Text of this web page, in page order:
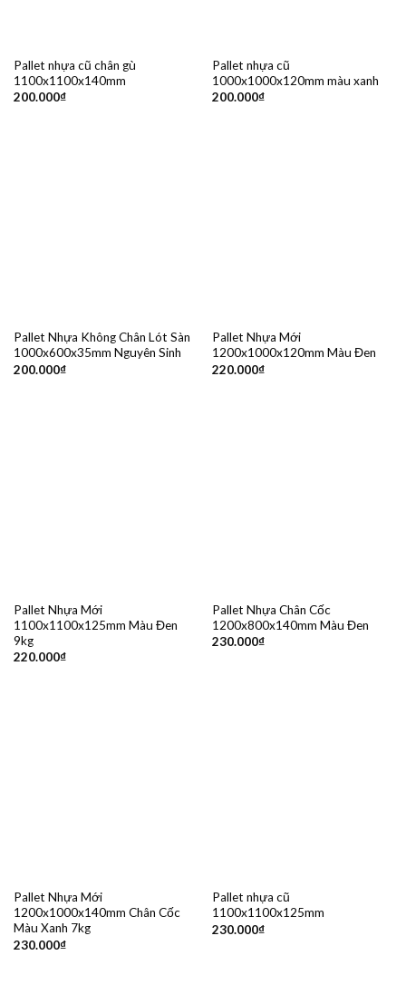
Pallet nhựa cũ chân gù
1100x1100x140mm
200.000₫
Pallet nhựa cũ
1000x1000x120mm màu xanh
200.000₫
Pallet Nhựa Không Chân Lót Sàn
1000x600x35mm Nguyên Sinh
200.000₫
Pallet Nhựa Mới
1200x1000x120mm Màu Đen
220.000₫
Pallet Nhựa Mới
1100x1100x125mm Màu Đen
9kg
220.000₫
Pallet Nhựa Chân Cốc
1200x800x140mm Màu Đen
230.000₫
Pallet Nhựa Mới
1200x1000x140mm Chân Cốc
Màu Xanh 7kg
230.000₫
Pallet nhựa cũ
1100x1100x125mm
230.000₫